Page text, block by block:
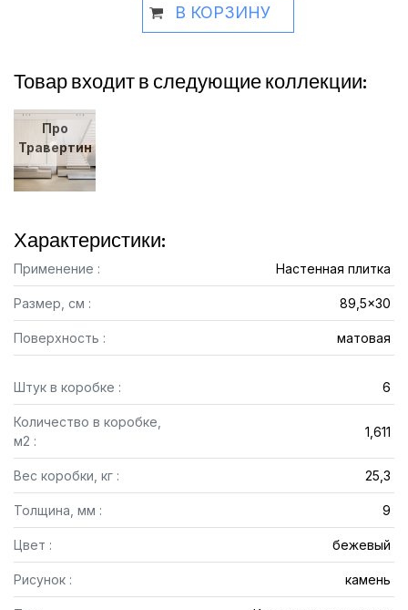
В КОРЗИНУ
Товар входит в следующие коллекции:
Про
Травертин
Характеристики:
Применение : Настенная плитка
Размер, см : 89,5x30
Поверхность : матовая
Штук в коробке : 6
Количество в коробке,
м2 :
1,611
Вес коробки, кг : 25,3
Толщина, мм : 9
Цвет : бежевый
Рисунок : камень